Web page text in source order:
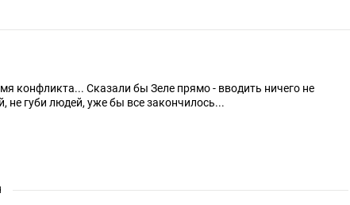
конфликта... Сказали бы Зеле прямо - вводить ничего не
не губи людей, уже бы все закончилось...